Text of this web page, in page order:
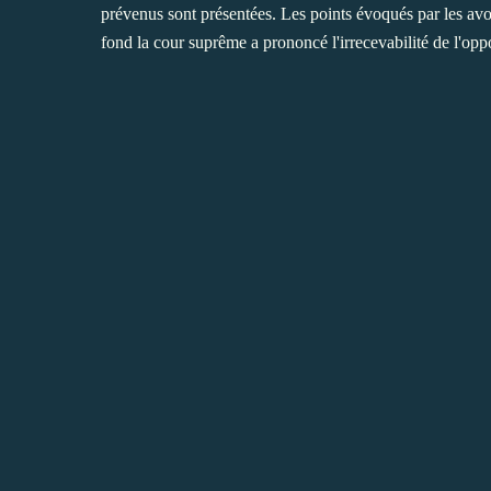
prévenus sont présentées. Les points évoqués par les
fond la cour suprême a prononcé l'irrecevabilité de